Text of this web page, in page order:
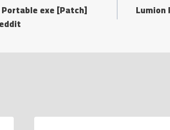
Lumion
Portable exe [Patch]